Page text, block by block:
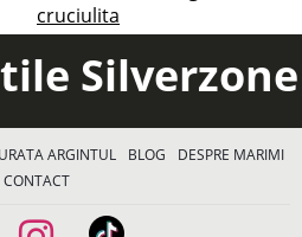
cruciulita
Silverzone
ARGINTUL BLOG
DESPRE MARIMI
CONTACT